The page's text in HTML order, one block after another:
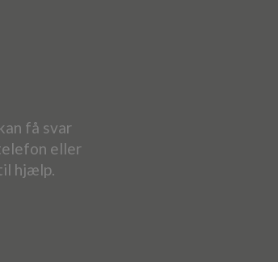
få svar
eller
hjælp.